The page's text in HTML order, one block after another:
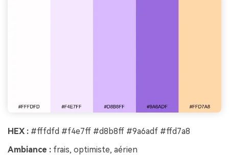
HEX : #fffdfd #f4e7ff #d8b8ff #9a6adf #ffd7a8
Ambiance : frais, optimiste, aérien